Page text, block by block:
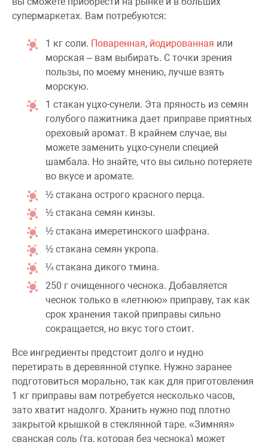
супермаркетах. Вам потребуются:
1 кг соли. Поваренная, йодированная или
морская – вам выбирать. С точки зрения
пользы, по моему мнению, лучше взять
морскую.
1 стакан уцхо-сунели. Эта пряность из семян
голубого пажитника дает приправе приятных
ореховый аромат. В крайнем случае, вы
можете заменить уцхо-сунели специей
шамбала. Но знайте, что вы сильно потеряете
во вкусе и аромате.
½ стакана острого красного перца.
½ стакана семян кинзы.
½ стакана имеретинского шафрана.
½ стакана семян укропа.
¼ стакана дикого тмина.
250 г очищенного чеснока. Добавляется
чеснок только в «летнюю» приправу, так как
срок хранения такой приправы сильно
сокращается, но вкус того стоит.
Все ингредиенты предстоит долго и нудно
перетирать в деревянной ступке. Нужно заранее
подготовиться морально, так как для приготовления
1 кг приправы вам потребуется несколько часов,
зато хватит надолго. Хранить нужно под плотно
закрытой крышкой в стеклянной таре. «Зимняя»
сванская соль (та, которая без чеснока) может